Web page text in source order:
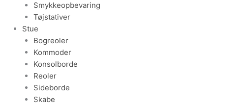
Smykkeopbevaring
Tøjstativer
Stue
Bogreoler
Kommoder
Konsolborde
Reoler
Sideborde
Skabe